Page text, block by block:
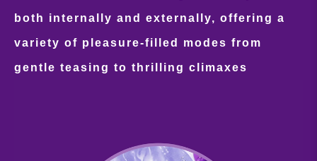
both internally and externally, offering a
variety of pleasure-filled modes from
gentle teasing to thrilling climaxes